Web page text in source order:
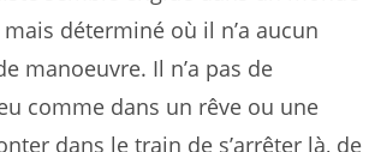
déterminé où il n’a aucun
manoeuvre. Il n’a pas de
comme dans un rêve ou une
dans le train de s’arrêter là, de